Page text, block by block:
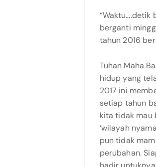
“Waktu….detik
berganti
tahun 2016
Tuhan Maha
hidup yang
2017 ini
setiap tahun
kita tidak mau
‘wilayah
pun tidak
perubahan.